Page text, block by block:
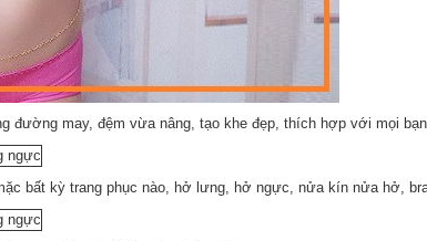
đường may, đệm vừa nâng, tạo khe đẹp, thích hợp với mọi bạn
bất kỳ trang phục nào, hở lưng, hở ngực, nửa kín nửa hở,